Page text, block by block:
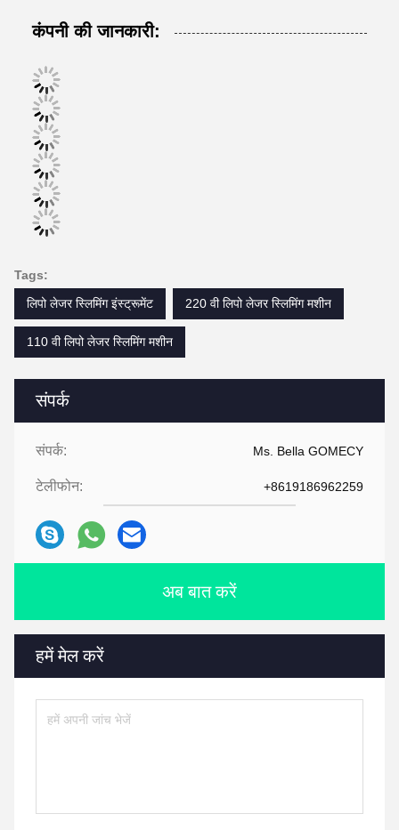
संपर्क
संपर्क: Ms. Bella GOMECY
टेलीफोन: +8619186962259
अब बात करें
हमें मेल करें
कंपनी की जानकारी:
Tags:
लिपो लेजर स्लिमिंग इंस्ट्रूमेंट
220 वी लिपो लेजर स्लिमिंग मशीन
110 वी लिपो लेजर स्लिमिंग मशीन